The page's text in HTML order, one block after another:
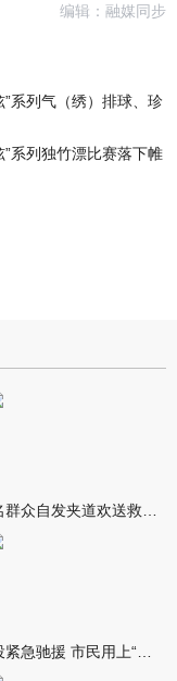
编辑：融媒同步
系列气（绣）排球、珍
系列独竹漂比赛落下帷